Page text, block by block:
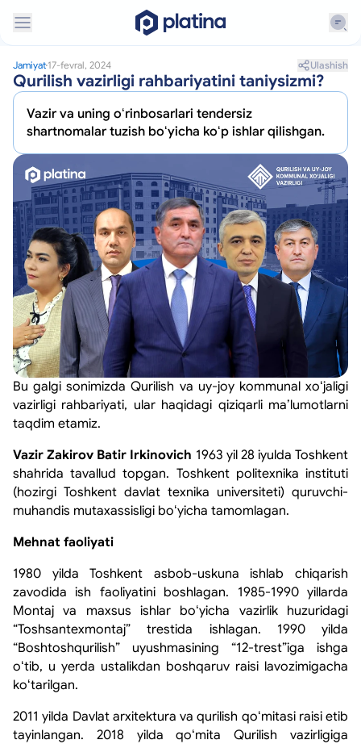
Jamiyat 17-fevral, 2024 Ulashish
Qurilish vazirligi rahbariyatini taniysizmi?
Vazir va uning oʻrinbosarlari tendersiz
shartnomalar tuzish boʻyicha koʻp ishlar qilishgan.
Bu galgi sonimizda Qurilish va uy-joy kommunal xoʻjaligi
vazirligi rahbariyati, ular haqidagi qiziqarli maʼlumotlarni
taqdim etamiz.
Vazir Zakirov Batir Irkinovich 1963 yil 28 iyulda Toshkent
shahrida tavallud topgan. Toshkent politexnika instituti
(hozirgi Toshkent davlat texnika universiteti) quruvchi-
muhandis mutaxassisligi boʻyicha tamomlagan.
Mehnat faoliyati
1980 yilda Toshkent asbob-uskuna ishlab chiqarish
zavodida ish faoliyatini boshlagan. 1985-1990 yillarda
Montaj va maxsus ishlar boʻyicha vazirlik huzuridagi
“Toshsantexmontaj” trestida ishlagan. 1990 yilda
“Boshtoshqurilish” uyushmasining “12-trest”iga ishga
oʻtib, u yerda ustalikdan boshqaruv raisi lavozimigacha
koʻtarilgan.
2011 yilda Davlat arxitektura va qurilish qoʻmitasi raisi etib
tayinlangan. 2018 yilda qoʻmita Qurilish vazirligiga